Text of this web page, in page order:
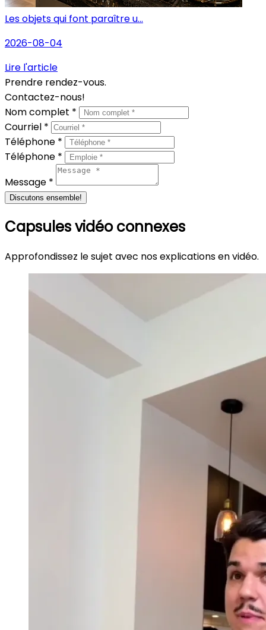
Les objets qui font paraître u...
2026-08-04
Lire l'article
Prendre rendez-vous.
Contactez-nous!
Nom complet *
Courriel *
Téléphone *
Téléphone *
Message *
Discutons ensemble!
Capsules vidéo connexes
Approfondissez le sujet avec nos explications en vidéo.